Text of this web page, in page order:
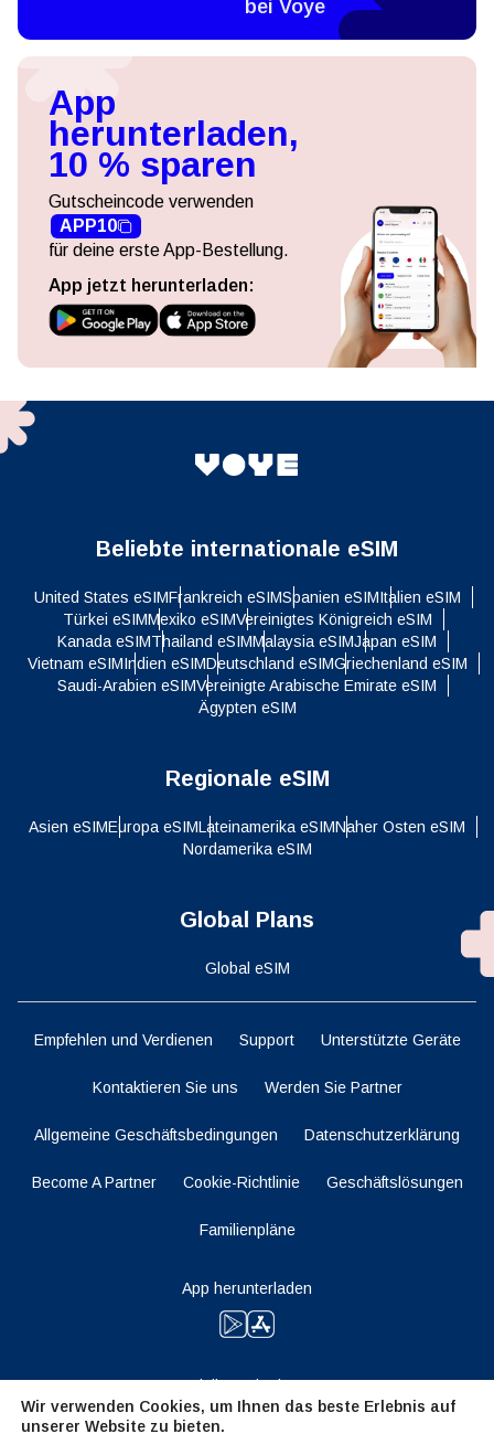
bei Voye
App
herunterladen,
10 % sparen
Gutscheincode verwenden
APP10
für deine erste App-Bestellung.
App jetzt herunterladen:
Beliebte internationale eSIM
United States eSIMFrankreich eSIMSpanien eSIMItalien eSIM
Türkei eSIMMexiko eSIMVereinigtes Königreich eSIM
Kanada eSIMThailand eSIMMalaysia eSIMJapan eSIM
Vietnam eSIMIndien eSIMDeutschland eSIMGriechenland eSIM
Saudi-Arabien eSIMVereinigte Arabische Emirate eSIM
Ägypten eSIM
Regionale eSIM
Asien eSIMEuropa eSIMLateinamerika eSIMNaher Osten eSIM
Nordamerika eSIM
Global Plans
Global eSIM
Empfehlen und Verdienen Support Unterstützte Geräte
Kontaktieren Sie uns Werden Sie Partner
Allgemeine Geschäftsbedingungen Datenschutzerklärung
Become A Partner Cookie-Richtlinie Geschäftslösungen
Familienpläne
App herunterladen
Bleiben Sie dran
Wir verwenden Cookies, um Ihnen das beste Erlebnis auf
unserer Website zu bieten.